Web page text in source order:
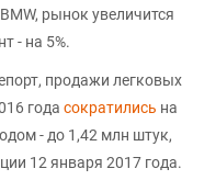
рынок увеличится
- на 5%.
продажи легковых
года сократились на
- до 1,42 млн штук,
12 января 2017 года.